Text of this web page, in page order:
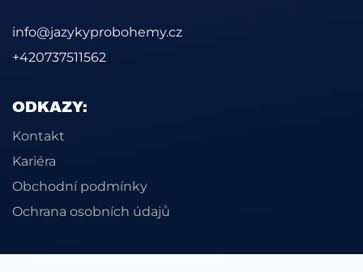
info@jazykyprobohemy.cz
+420737511562
ODKAZY:
Kontakt
Kariéra
Obchodní podmínky
Ochrana osobních údajů